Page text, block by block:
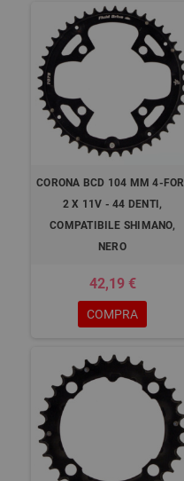
CORONA BCD 104 MM 4-FORI
2 X 11V - 44 DENTI,
COMPATIBILE SHIMANO,
NERO
42,19 €
COMPRA